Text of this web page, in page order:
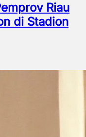
Riau
di Stadion